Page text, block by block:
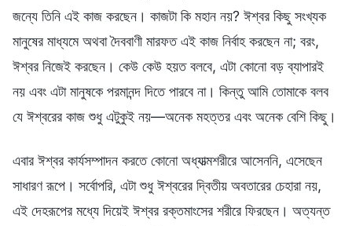
জন্যে তিনি এই কাজ করছেন। কাজটা কি মহান নয়? ঈশ্বর কিছু সংখ্যক
মানুষের মাধ্যমে অথবা দৈববাণী মারফত এই কাজ নির্বাহ করছেন না; বরং,
ঈশ্বর নিজেই করছেন। কেউ কেউ হয়ত বলবে, এটা কোনো বড় ব্যাপারই
নয় এবং এটা মানুষকে পরমানন্দ দিতে পারবে না। কিন্তু আমি তোমাকে বলব
যে ঈশ্বরের কাজ শুধু এটুকুই নয়—অনেক মহত্তর এবং অনেক বেশি কিছু।
এবার ঈশ্বর কার্যসম্পাদন করতে কোনো অধ্যাত্মশরীরে আসেননি, এসেছেন
সাধারণ রূপে। সর্বোপরি, এটা শুধু ঈশ্বরের দ্বিতীয় অবতারের চেহারা নয়,
এই দেহরূপের মধ্যে দিয়েই ঈশ্বর রক্তমাংসের শরীরে ফিরছেন। অত্যন্ত